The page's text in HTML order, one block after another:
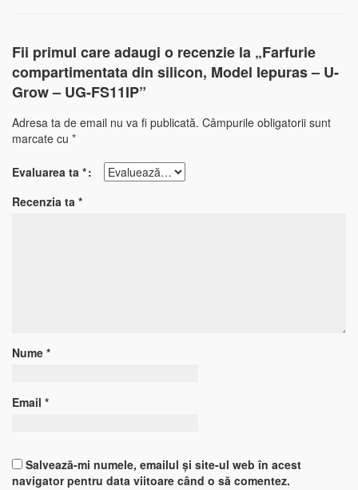
Fii primul care adaugi o recenzie la „Farfurie
compartimentata din silicon, Model Iepuras – U-
Grow – UG-FS11IP”
Adresa ta de email nu va fi publicată. Câmpurile obligatorii sunt
marcate cu *
Evaluarea ta *
Recenzia ta *
Nume *
Email *
Salvează-mi numele, emailul și site-ul web în acest
navigator pentru data viitoare când o să comentez.